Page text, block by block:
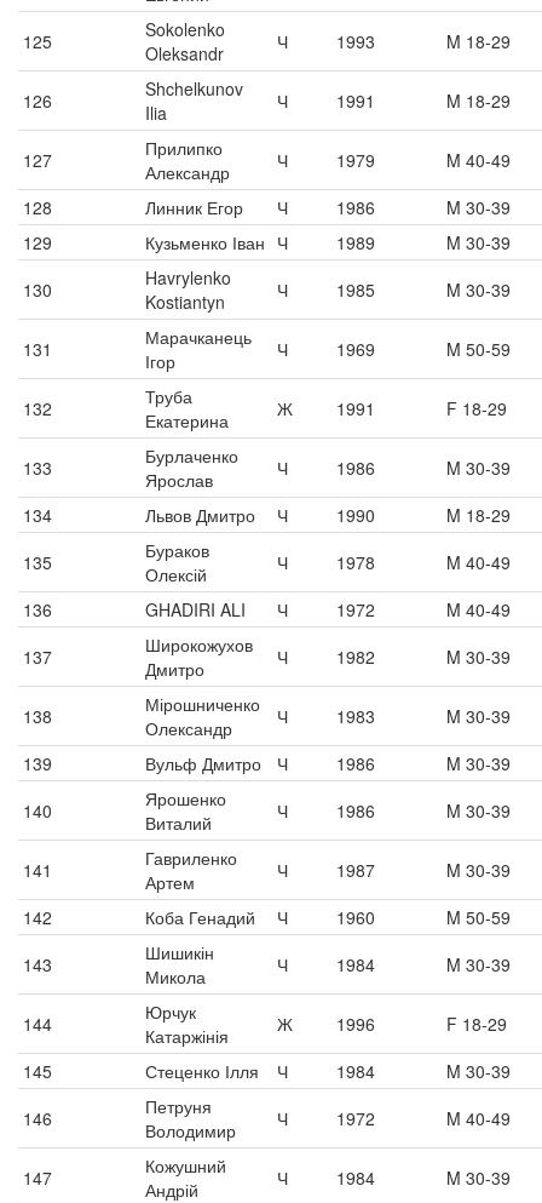
125
Sokolenko
Oleksandr
Ч 1993 M 18-29
126
Shchelkunov
Ilia
Ч 1991 M 18-29
127
Прилипко
Александр
Ч 1979
M 40-49
128
Линник Егор Ч 1986
M 30-39
129
Кузьменко Іван Ч 1989
M 30-39
130
Havrylenko
Kostiantyn
Ч 1985 M 30-39
131
Марачканець
Ігор
Ч 1969 M 50-59
132
Труба
Екатерина
Ж 1991 F 18-29
133
Бурлаченко
Ярослав
Ч 1986
M 30-39
134
Львов Дмитро Ч 1990
M 18-29
135
Бураков
Олексій
Ч 1978
M 40-49
136
GHADIRI ALI Ч 1972
M 40-49
137
Широкожухов
Дмитро
Ч 1982 M 30-39
138
Мірошниченко
Олександр
Ч 1983
M 30-39
139
Вульф Дмитро Ч 1986
M 30-39
140
Ярошенко
Виталий
Ч 1986 M 30-39
141
Гавриленко
Артем
Ч 1987
M 30-39
142
Коба Генадий Ч 1960
M 50-59
143
Шишикін
Микола
Ч 1984 M 30-39
144
Юрчук
Катаржінія
Ж 1996
F 18-29
145
Стеценко Ілля Ч 1984
M 30-39
146
Петруня
Володимир
Ч 1972 M 40-49
147
Кожушний
Андрій
Ч 1984 M 30-39